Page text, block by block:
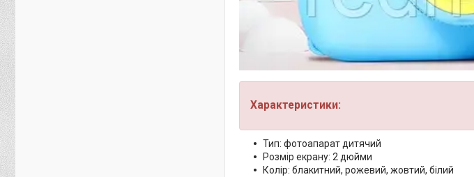
Характеристики:
Тип: фотоапарат дитячий
Розмір екрану: 2 дюйми
Колір: блакитний, рожевий, жовтий, білий